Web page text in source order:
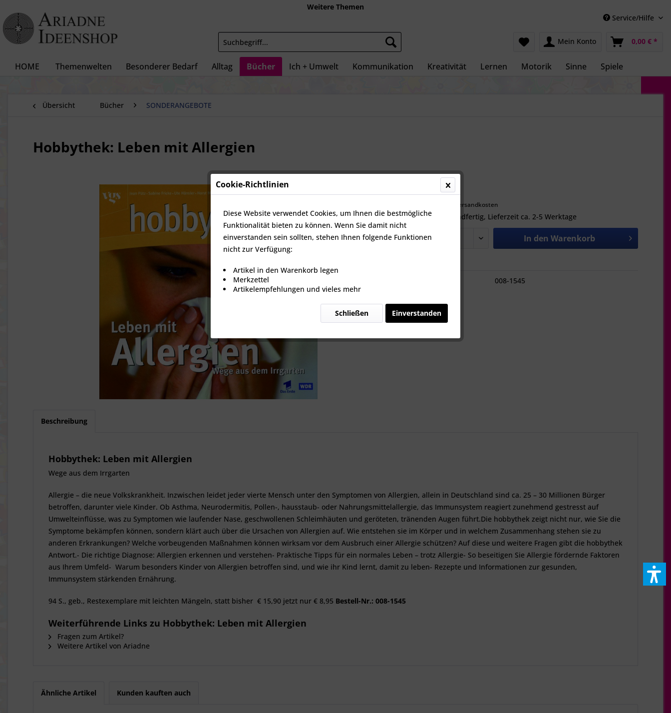
Weitere Themen
Service/Hilfe
Mein Konto 0,00 € *
HOME Themenwelten Besonderer Bedarf Alltag Bücher Ich + Umwelt Kommunikation Kreativität Lernen Motorik Sinne Spiele
Übersicht Bücher SONDERANGEBOTE
Hobbythek: Leben mit Allergien
8,95 € *
zzgl. Versandkosten
Sofort versandfertig, Lieferzeit ca. 2-5 Werktage
In den Warenkorb
008-1545
Beschreibung
Hobbythek: Leben mit Allergien
Wege aus dem Irrgarten
Allergie – die neue Volkskrankheit. Inzwischen leidet jeder vierte Mensch unter den Symptomen von Allergien, allein in Deutschland sind ca. 25 – 30 Millionen Bürger
betroffen, darunter viele Kinder. Ob Asthma, Neurodermitis, Pollen-, hausstaub- oder Nahrungsmittelallergie, das Immunsystem reagiert zunehmend gestresst auf
Umwelteinflüsse, was zu Symptomen wie laufender Nase, geschwollenen Schleimhäuten und geröteten, tränenden Augen führt.Die hobbythek zeigt nicht nur, wie Sie die
Symptome bekämpfen können, sondern klärt auch über die Ursachen von Allergien auf. Wie entstehen sie im Körper und in welchem Zusammenhang stehen sie zu
anderen Erkrankungen? Welche vorbeugenden Maßnahmen können wirksam vor dem Ausbruch einer Allergie schützen? Auf diese und weitere Fragen gibt die hobbythek
Antwort.- Die richtige Diagnose: Allergien erkennen und verstehen- Praktische Tipps für ein normales Leben – trotz Allergie- So beseitigen Sie Allergie fördernde Faktoren
aus Ihrem Umfeld- Warum besonders Kinder von Allergien betroffen sind, und wie ihr Kind lernt, damit zu leben- Rezepte und Informationen zur gesunden,
Immunsystem stärkenden Ernährung.
94 S., geb., Restexemplare mit leichten Mängeln, statt bisher € 15,90 jetzt nur € 8,95 Bestell-Nr.: 008-1545
Weiterführende Links zu Hobbythek: Leben mit Allergien
Fragen zum Artikel?
Weitere Artikel von Ariadne
Ähnliche Artikel Kunden kauften auch
Cookie-Richtlinien
Diese Website verwendet Cookies, um Ihnen die bestmögliche
Funktionalität bieten zu können. Wenn Sie damit nicht
einverstanden sein sollten, stehen Ihnen folgende Funktionen
nicht zur Verfügung:
Artikel in den Warenkorb legen
Merkzettel
Artikelempfehlungen und vieles mehr
Einverstanden
Schließen